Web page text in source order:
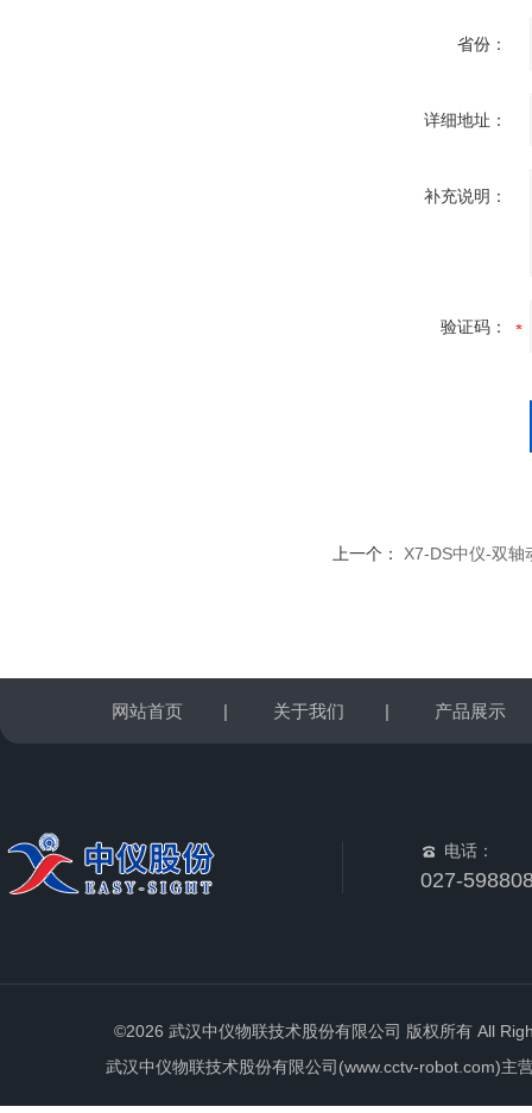
省份：
详细地址：
补充说明：
验证码：
上一个： X7-DS中仪-双轴
网站首页 | 关于我们 | 产品展示
电话：
027-
©2026 武汉中仪物联技术股份有限公司 版权所有 All
武汉中仪物联技术股份有限公司(www.cctv-robot.com)主